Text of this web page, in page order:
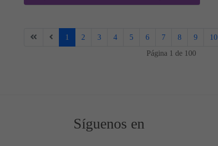
Página 1 de 100
1 2 3 4 5 6 7 8 9 10
Síguenos en